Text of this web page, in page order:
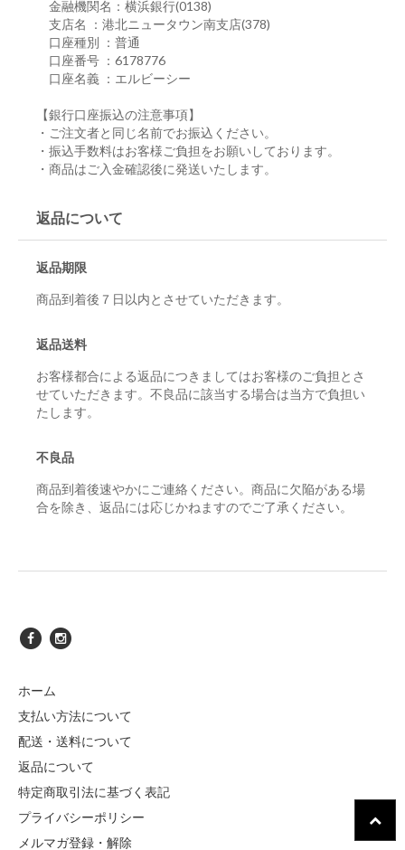
金融機関名：横浜銀行(0138)
支店名 ：港北ニュータウン南支店(378)
口座種別 ：普通
口座番号 ：6178776
口座名義 ：エルビーシー
【銀行口座振込の注意事項】
・ご注文者と同じ名前でお振込ください。
・振込手数料はお客様ご負担をお願いしております。
・商品はご入金確認後に発送いたします。
返品について
返品期限
商品到着後７日以内とさせていただきます。
返品送料
お客様都合による返品につきましてはお客様のご負担とさ
せていただきます。不良品に該当する場合は当方で負担い
たします。
不良品
商品到着後速やかにご連絡ください。商品に欠陥がある場
合を除き、返品には応じかねますのでご了承ください。
ホーム
支払い方法について
配送・送料について
返品について
特定商取引法に基づく表記
プライバシーポリシー
メルマガ登録・解除